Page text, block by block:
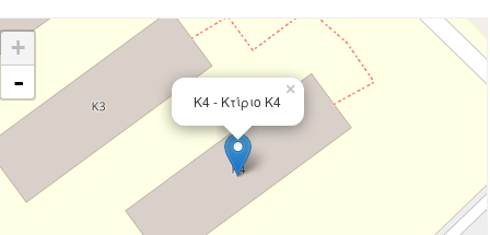
×
Κ4 - Κτίριο Κ4
+
-